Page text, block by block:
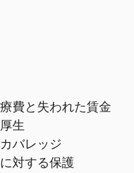
費と失われた賃金
生
バレッジ
対する保護